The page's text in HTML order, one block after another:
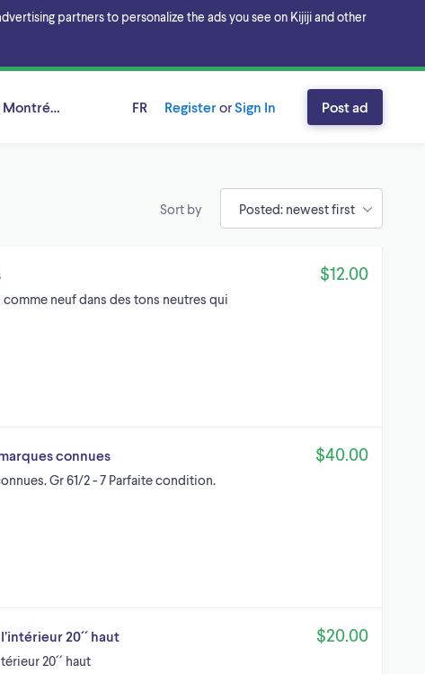
partners to personalize the ads you see on Kijiji and other
Québec FR RegisterorSign In Post ad
Sort by
neuf dans des tons neutres qui
$12.00
connues
Gr 61/2 - 7 Parfaite condition.
$40.00
20´´ haut
20´´ haut
$20.00